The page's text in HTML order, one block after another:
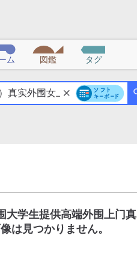
ム 図鑑 タグ
大学生提供高端外围上门真
は見つかりません。